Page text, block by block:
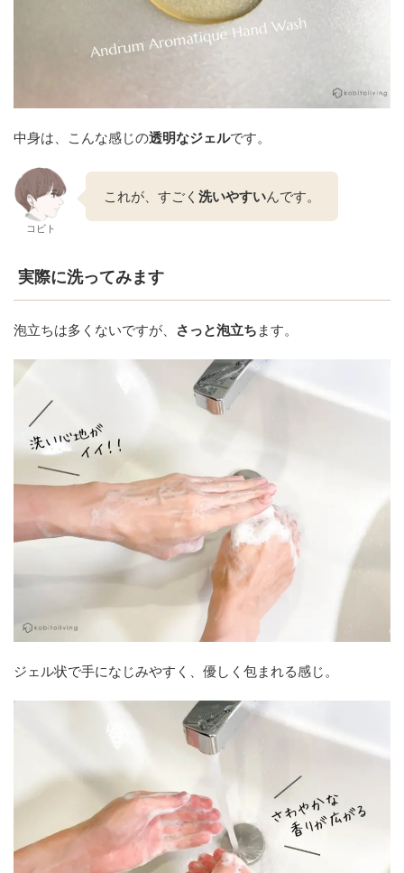
中身は、こんな感じの透明なジェルです。
コビト
これが、すごく 洗いやすいんです。
実際に洗ってみます
泡立ちは多くないですが、 さっと泡立ち ます。
ジェル状で手になじみやすく、優しく包まれる感じ。